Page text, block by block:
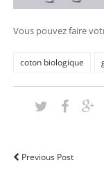
Vous pouvez faire
coton biologique
Previous Post